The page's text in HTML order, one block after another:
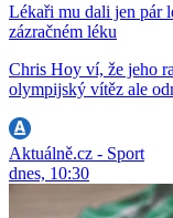
Lékaři mu dali jen pár
zázračném léku
Chris Hoy ví, že jeho
olympijský vítěz ale
Aktuálně.cz - Sport
dnes, 10:30